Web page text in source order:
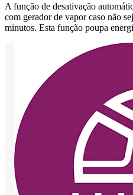
A função de desativação
com gerador de vapor caso não
minutos. Esta função poupa